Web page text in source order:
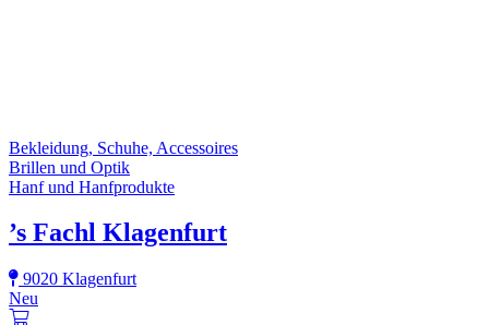
Bekleidung, Schuhe, Accessoires
Brillen und Optik
Hanf und Hanfprodukte
’s Fachl Klagenfurt
9020 Klagenfurt
Neu